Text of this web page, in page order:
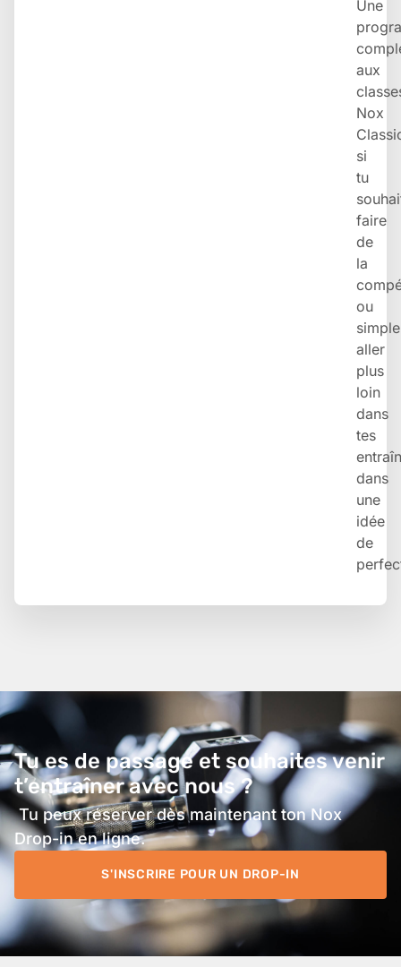
Une
aux
Nox
si
tu
faire
de
la
ou
aller
plus
loin
dans
tes
dans
une
idée
de
Tu es de passage et souhaites venir
t’entraîner avec nous ?
Tu peux réserver dès maintenant ton Nox
Drop-in en ligne.
S'INSCRIRE POUR UN DROP-IN